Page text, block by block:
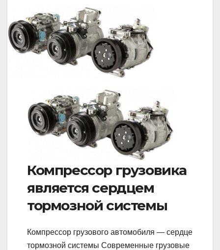
Компрессор грузовика
является сердцем
тормозной системы
Компрессор грузового автомобиля — сердце
тормозной системы Современные грузовые